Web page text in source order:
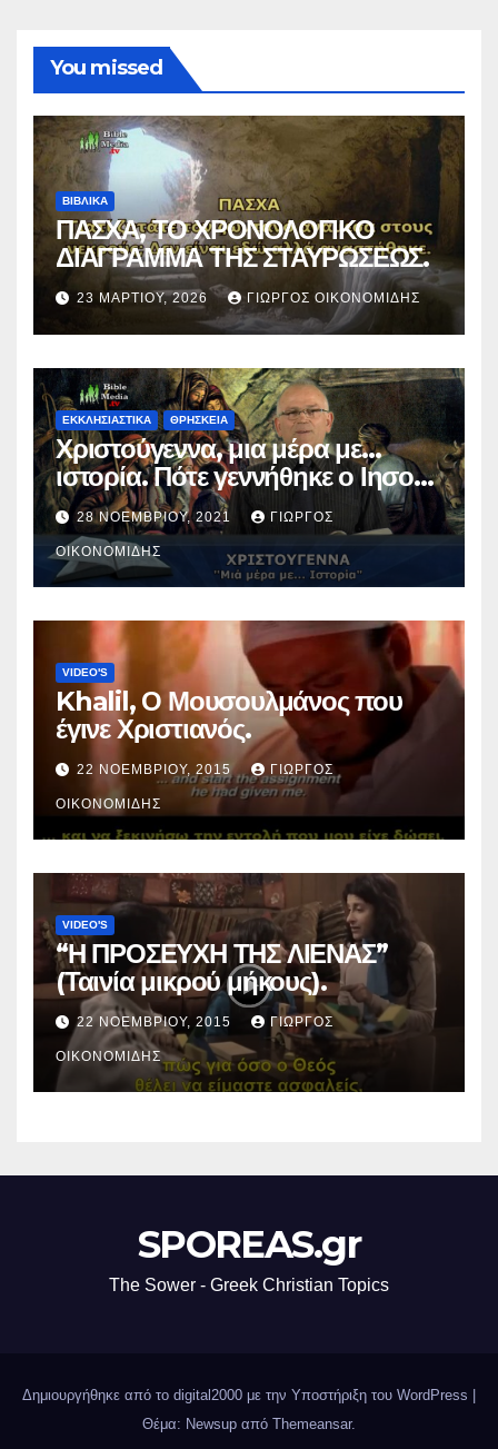
You missed
ΒΙΒΛΙΚΑ
ΠΑΣΧΑ, ΤΟ ΧΡΟΝΟΛΟΓΙΚΟ
ΔΙΑΓΡΑΜΜΑ ΤΗΣ ΣΤΑΥΡΩΣΕΩΣ.
23 ΜΑΡΤΊΟΥ, 2026 ΓΙΏΡΓΟΣ ΟΙΚΟΝΟΜΊΔΗΣ
ΕΚΚΛΗΣΙΑΣΤΙΚΑ ΘΡΗΣΚΕΙΑ
Χριστούγεννα, μια μέρα με…
ιστορία. Πότε γεννήθηκε ο Ιησούς
Χριστός; (Βίντεο).
28 ΝΟΕΜΒΡΊΟΥ, 2021 ΓΙΏΡΓΟΣ
ΟΙΚΟΝΟΜΊΔΗΣ
VIDEO'S
Khalil, Ο Μουσουλμάνος που
έγινε Χριστιανός.
22 ΝΟΕΜΒΡΊΟΥ, 2015 ΓΙΏΡΓΟΣ
ΟΙΚΟΝΟΜΊΔΗΣ
VIDEO'S
“Η ΠΡΟΣΕΥΧΗ ΤΗΣ ΛΙΕΝΑΣ”
(Ταινία μικρού μήκους).
22 ΝΟΕΜΒΡΊΟΥ, 2015 ΓΙΏΡΓΟΣ
ΟΙΚΟΝΟΜΊΔΗΣ
SPOREAS.gr
The Sower - Greek Christian Topics
Δημιουργήθηκε από το digital2000 με την Υποστήριξη του WordPress
Θέμα: Newsup από Themeansar.